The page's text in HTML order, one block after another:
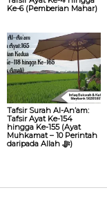
Ke-6 (Pemberian Mahar)
Tafsir Surah Al-An’am:
Tafsir Ayat Ke-154
hingga Ke-155 (Ayat
Muhkamat – 10 Perintah
daripada Allah ‎ﷻ)